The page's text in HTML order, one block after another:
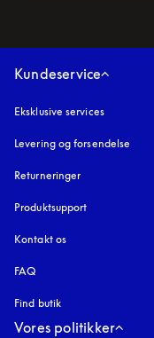
Kundeservice
Eksklusive services
Levering og forsendelse
Returneringer
Produktsupport
Kontakt os
FAQ
Find butik
Vores politikker